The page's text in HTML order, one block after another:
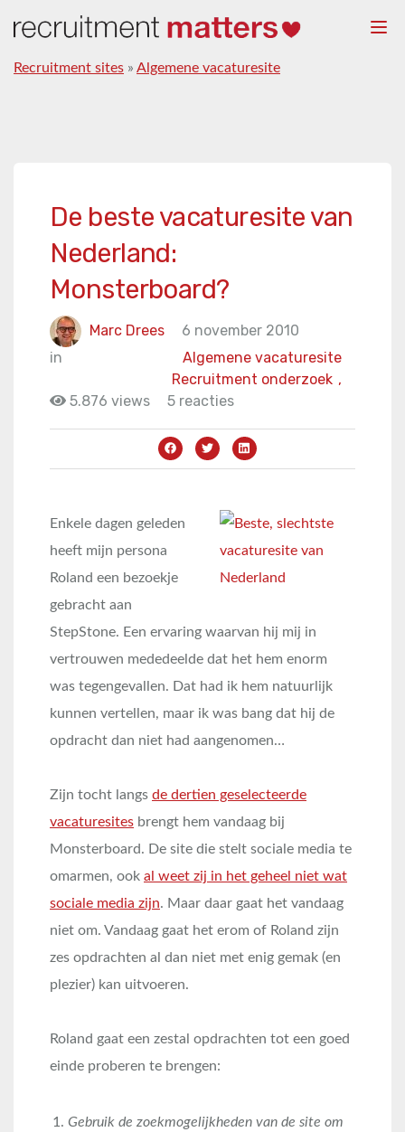
Recruitment sites » Algemene vacaturesite
De beste vacaturesite van
Nederland:
Monsterboard?
Marc Drees
6 november 2010
in
Algemene vacaturesite
Recruitment onderzoek ,
5.876 views
5 reacties
Enkele dagen geleden
heeft mijn persona
Roland een bezoekje
gebracht aan
StepStone. Een ervaring waarvan hij mij in
vertrouwen mededeelde dat het hem enorm
was tegengevallen. Dat had ik hem natuurlijk
kunnen vertellen, maar ik was bang dat hij de
opdracht dan niet had aangenomen…
Zijn tocht langs de dertien geselecteerde
vacaturesites brengt hem vandaag bij
Monsterboard. De site die stelt sociale media te
omarmen, ook al weet zij in het geheel niet wat
sociale media zijn. Maar daar gaat het vandaag
niet om. Vandaag gaat het erom of Roland zijn
zes opdrachten al dan niet met enig gemak (en
plezier) kan uitvoeren.
Roland gaat een zestal opdrachten tot een goed
einde proberen te brengen:
Gebruik de zoekmogelijkheden van de site om